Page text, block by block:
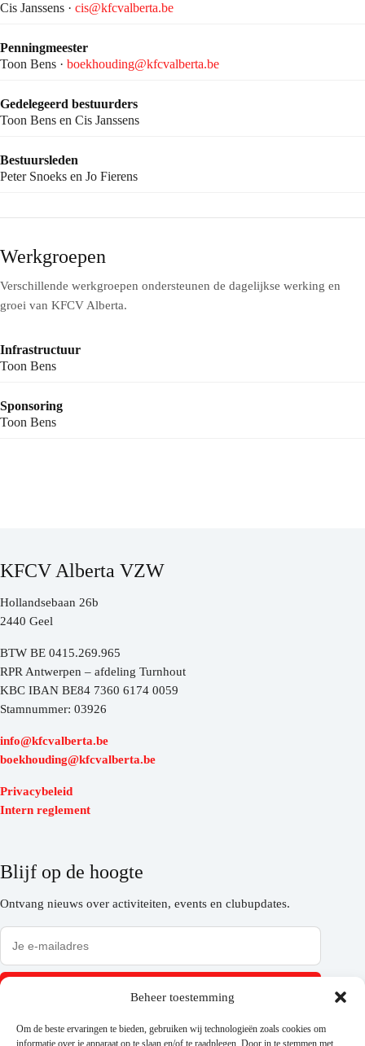
Beheer toestemming
Om de beste ervaringen te bieden, gebruiken wij technologieën zoals cookies om
informatie over je apparaat op te slaan en/of te raadplegen. Door in te stemmen met
Cis Janssens · cis@kfcvalberta.be
Penningmeester
Toon Bens · boekhouding@kfcvalberta.be
Gedelegeerd bestuurders
Toon Bens en Cis Janssens
Bestuursleden
Peter Snoeks en Jo Fierens
Werkgroepen
Verschillende werkgroepen ondersteunen de dagelijkse werking en
groei van KFCV Alberta.
Infrastructuur
Toon Bens
Sponsoring
Toon Bens
KFCV Alberta VZW
Hollandsebaan 26b
2440 Geel
BTW BE 0415.269.965
RPR Antwerpen – afdeling Turnhout
KBC IBAN BE84 7360 6174 0059
Stamnummer: 03926
info@kfcvalberta.be
boekhouding@kfcvalberta.be
Privacybeleid
Intern reglement
Blijf op de hoogte
Ontvang nieuws over activiteiten, events en clubupdates.
Inschrijven